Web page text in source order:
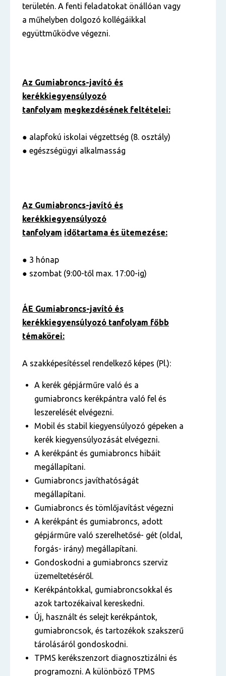
területén. A fenti feladatokat önállóan vagy
a műhelyben dolgozó kollégáikkal
együttműködve végezni.
Az Gumiabroncs-javító és
kerékkiegyensúlyozó
tanfolyam megkezdésének feltételei:
● alapfokú iskolai végzettség (8. osztály)
● egészségügyi alkalmasság
Az Gumiabroncs-javító és
kerékkiegyensúlyozó
tanfolyam időtartama és ütemezése:
● 3 hónap
● szombat (9:00-től max. 17:00-ig)
ÁE Gumiabroncs-javító és
kerékkiegyensúlyozó tanfolyam főbb
témakörei:
A szakképesítéssel rendelkező képes (Pl.):
A kerék gépjárműre való és a
gumiabroncs kerékpántra való fel és
leszerelését elvégezni.
Mobil és stabil kiegyensúlyozó gépeken a
kerék kiegyensúlyozását elvégezni.
A kerékpánt és gumiabroncs hibáit
megállapítani.
Gumiabroncs javíthatóságát
megállapítani.
Gumiabroncs és tömlőjavítást végezni
A kerékpánt és gumiabroncs, adott
gépjárműre való szerelhetősé- gét (oldal,
forgás- irány) megállapítani.
Gondoskodni a gumiabroncs szerviz
üzemeltetéséről.
Kerékpántokkal, gumiabroncsokkal és
azok tartozékaival kereskedni.
Új, használt és selejt kerékpántok,
gumiabroncsok, és tartozékok szakszerű
tárolásáról gondoskodni.
TPMS kerékszenzort diagnosztizálni és
programozni. A különböző TPMS